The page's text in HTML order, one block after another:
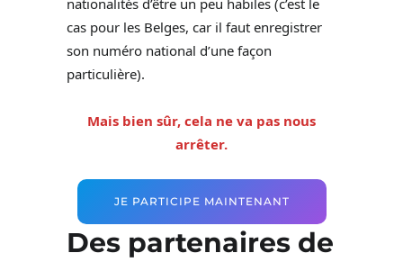
cas pour les Belges, car il faut enregistrer
son numéro national d’une façon
particulière).
Mais bien sûr, cela ne va pas nous
arrêter.
JE PARTICIPE MAINTENANT
Des partenaires de